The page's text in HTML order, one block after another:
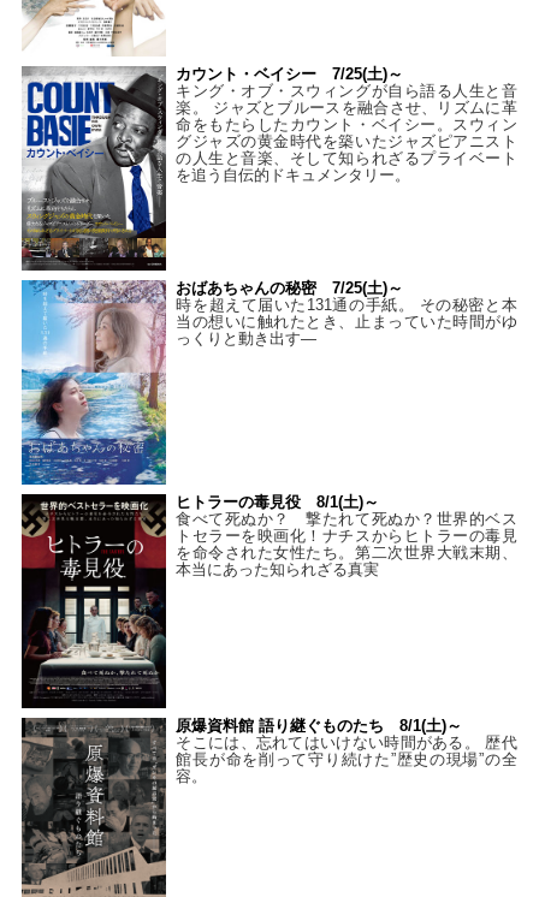
カウント・ベイシー 7/25(土)～
キング・オブ・スウィングが自ら語る人生と音
楽。 ジャズとブルースを融合させ、リズムに革
命をもたらしたカウント・ベイシー。スウィン
グジャズの黄金時代を築いたジャズピアニスト
の人生と音楽、そして知られざるプライベート
を追う自伝的ドキュメンタリー。
おばあちゃんの秘密 7/25(土)～
時を超えて届いた131通の手紙。 その秘密と本
当の想いに触れたとき、止まっていた時間がゆ
っくりと動き出す―
ヒトラーの毒見役 8/1(土)～
食べて死ぬか？ 撃たれて死ぬか？世界的ベス
トセラーを映画化！ナチスからヒトラーの毒見
を命令された女性たち。第二次世界大戦末期、
本当にあった知られざる真実
原爆資料館 語り継ぐものたち 8/1(土)～
そこには、忘れてはいけない時間がある。 歴代
館長が命を削って守り続けた”歴史の現場”の全
容。